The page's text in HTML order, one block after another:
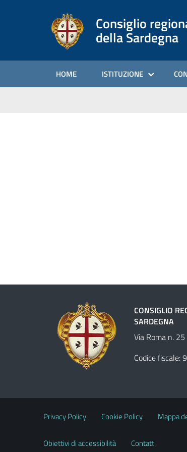
Consiglio
della Sardegna
HOME ISTITUZIONE
CONSIGLIO
SARDEGNA
Via Roma n.
Codice
Privacy Policy Cookie Policy Mappa
Obiettivi di accessibilità Contatti